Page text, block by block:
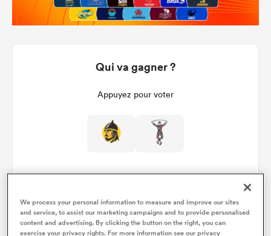
Qui va gagner ?
Appuyez pour voter
Détails du match
We process your personal information to measure and improve our sites
and service, to assist our marketing campaigns and to provide personalised
content and advertising. By clicking the button on the right, you can
exercise your privacy rights. For more information see our privacy